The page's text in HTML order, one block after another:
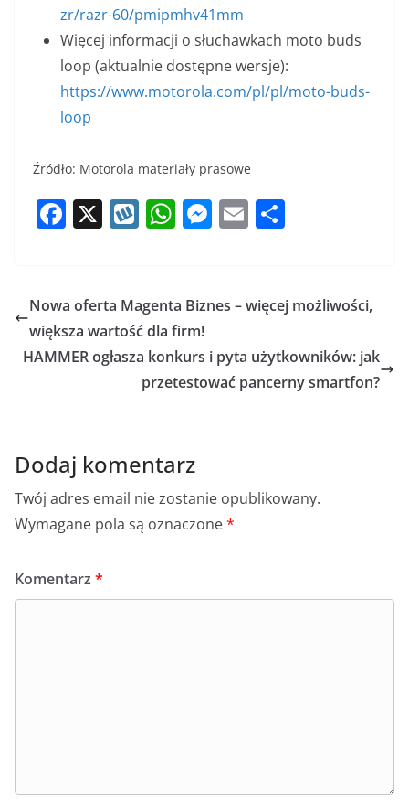
zr/razr-60/pmipmhv41mm
Więcej informacji o słuchawkach moto buds
loop (aktualnie dostępne wersje):
https://www.motorola.com/pl/pl/moto-buds-
loop
Źródło: Motorola materiały prasowe
F
e
b
o
X W
o
p
W
s
A
p
p
M
e
g
er
E
l e
Nowa oferta Magenta Biznes – więcej możliwości,
większa wartość dla firm!
HAMMER ogłasza konkurs i pyta użytkowników: jak
przetestować pancerny smartfon?
Dodaj komentarz
Twój adres email nie zostanie opublikowany.
Wymagane pola są oznaczone*
Komentarz *